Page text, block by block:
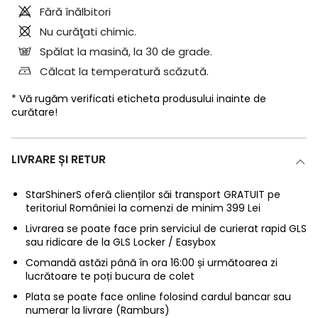
Fără înălbitori
Nu curăţati chimic.
Spălat la masină, la 30 de grade.
Călcat la temperatură scăzută.
* Vă rugăm verificati eticheta produsului inainte de
curătare!
LIVRARE ȘI RETUR
StarShinerS oferă clienților săi transport GRATUIT pe
teritoriul României la comenzi de minim 399 Lei
Livrarea se poate face prin serviciul de curierat rapid GLS
sau ridicare de la GLS Locker / Easybox
Comandă astăzi până în ora 16:00 și următoarea zi
lucrătoare te poți bucura de colet
Plata se poate face online folosind cardul bancar sau
numerar la livrare (Ramburs)